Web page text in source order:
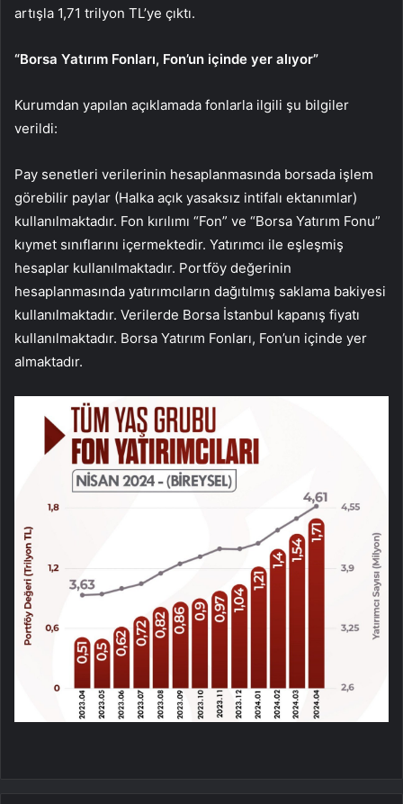
artışla 1,71 trilyon TL’ye çıktı.
“Borsa Yatırım Fonları, Fon’un içinde yer alıyor”
Kurumdan yapılan açıklamada fonlarla ilgili şu bilgiler
verildi:
Pay senetleri verilerinin hesaplanmasında borsada işlem
görebilir paylar (Halka açık yasaksız intifalı ektanımlar)
kullanılmaktadır. Fon kırılımı “Fon” ve “Borsa Yatırım Fonu”
kıymet sınıflarını içermektedir. Yatırımcı ile eşleşmiş
hesaplar kullanılmaktadır. Portföy değerinin
hesaplanmasında yatırımcıların dağıtılmış saklama bakiyesi
kullanılmaktadır. Verilerde Borsa İstanbul kapanış fiyatı
kullanılmaktadır. Borsa Yatırım Fonları, Fon’un içinde yer
almaktadır.